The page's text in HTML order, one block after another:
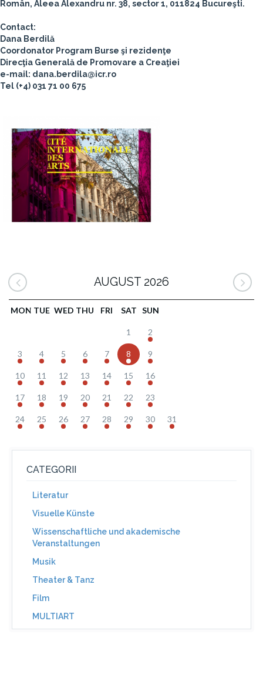
Român, Aleea Alexandru nr. 38, sector 1, 011824 Bucureşti.
Contact:
Dana Berdilă
Coordonator Program Burse şi rezidenţe
Direcţia Generală de Promovare a Creaţiei
e-mail: dana.berdila@icr.ro
Tel (+4) 031 71 00 675
AUGUST 2026
MON TUE WED THU FRI SAT SUN
1 2
3 4 5 6 7 8 9
10 11 12 13 14 15 16
17 18 19 20 21 22 23
24 25 26 27 28 29 30 31
CATEGORII
Literatur
Visuelle Künste
Wissenschaftliche und akademische
Veranstaltungen
Musik
Theater & Tanz
Film
MULTIART